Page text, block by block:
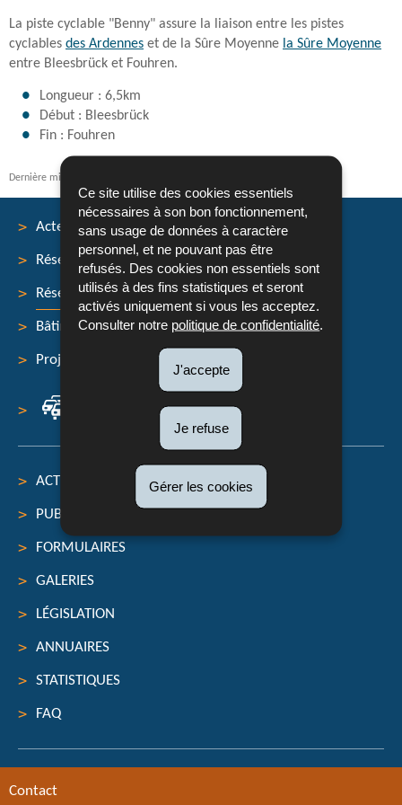
Ce site utilise des cookies essentiels
nécessaires à son bon fonctionnement,
sans usage de données à caractère
personnel, et ne pouvant pas être
refusés. Des cookies non essentiels sont
utilisés à des fins statistiques et seront
activés uniquement si vous les acceptez.
Consulter notre politique de confidentialité.
J'accepte
Je refuse
Gérer les cookies
La piste cyclable "Benny" assure la liaison entre les pistes
cyclables des Ardennes et de la Sûre Moyenne la Sûre Moyenne
entre Bleesbrück et Fouhren.
Longueur : 6,5km
Début : Bleesbrück
Fin : Fouhren
Dernière mise à jour
Menu
de
navigation
Acteurs
Réseau routier
Réseau cyclable
Bâtiments et ouvrages
Projets
ACTUALITÉS
PUBLICATIONS
FORMULAIRES
GALERIES
LÉGISLATION
ANNUAIRES
STATISTIQUES
FAQ
Contact